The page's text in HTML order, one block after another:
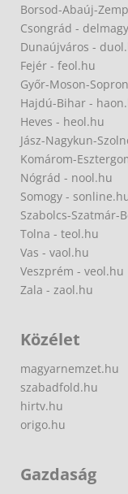
Borsod-Abaúj-
Csongrád -
Dunaújváros -
Fejér - feol.hu
Győr-Moson-
Hajdú-Bihar -
Heves - heol.hu
Jász-Nagykun-
Komárom-
Nógrád - nool.hu
Somogy -
Szabolcs-Szatmár-
Tolna - teol.hu
Vas - vaol.hu
Veszprém - veol.hu
Zala - zaol.hu
Közélet
magyarnemzet.hu
szabadfold.hu
hirtv.hu
origo.hu
Gazdaság